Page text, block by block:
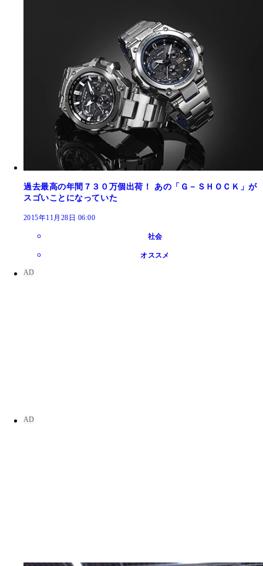
過去最高の年間７３０万個出荷！ あの「Ｇ－ＳＨＯＣＫ」が
スゴいことになっていた
2015年11月28日 06:00
社会
オススメ